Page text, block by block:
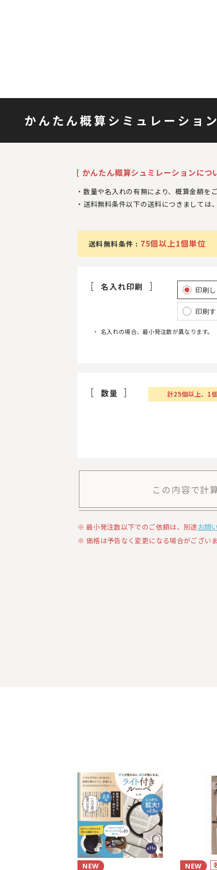
かんたん概算シミュレーション
[ かんたん概算シュミレーションにつ
数量や名入れの有無により、概算金額を
送料無料条件以下の送料につきましては
送料無料条件 : 75個以上1個単位
名入れ印刷 印刷
印刷
名入れの場合、最小発注数が異なります。
数量 計25個以上、 1
この内容で計
最小発注数以下でのご依頼は、別途 お問
価格は予告なく変更になる場合がござい
NEW NEW